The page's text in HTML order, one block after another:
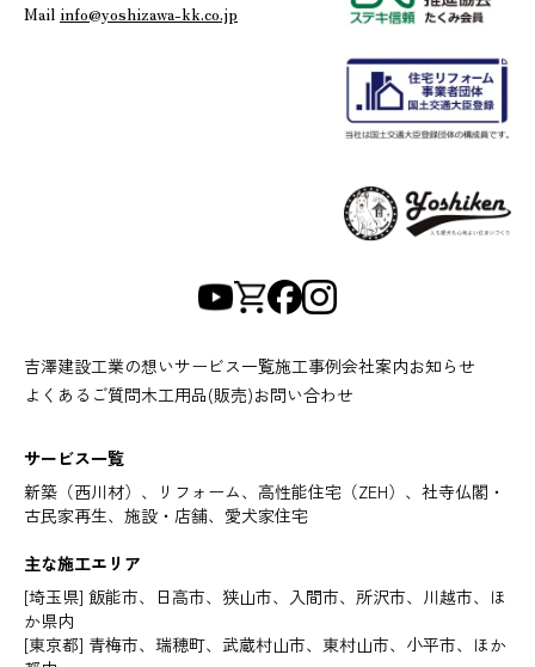
Mail info@yoshizawa-kk.co.jp
吉澤建設工業の想いサービス一覧施工事例会社案内お知らせ
よくあるご質問木工用品(販売)お問い合わせ
サービス一覧
新築（西川材）、リフォーム、高性能住宅（ZEH）、社寺仏閣・
古民家再生、施設・店舗、愛犬家住宅
主な施工エリア
[埼玉県] 飯能市、日高市、狭山市、入間市、所沢市、川越市、ほ
か県内
[東京都] 青梅市、瑞穂町、武蔵村山市、東村山市、小平市、ほか